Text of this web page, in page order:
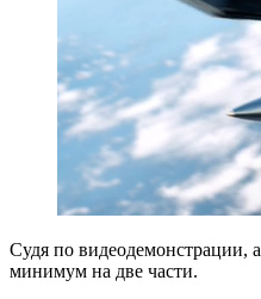
Судя по видеодемонстрации,
минимум на две части.